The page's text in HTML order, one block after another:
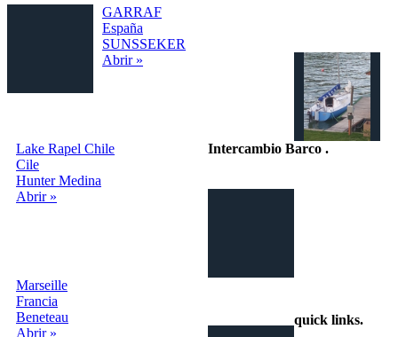
GARRAF
España
SUNSSEKER
Abrir »
Lake Rapel Chile
Cile
Hunter Medina
Abrir »
Marseille
Francia
Beneteau
Abrir »
Intercambio Barco .
quick links.